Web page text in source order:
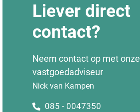
Liever direct
contact?
Neem contact op met onze
vastgoedadviseur
Nick van Kampen
085 - 0047350